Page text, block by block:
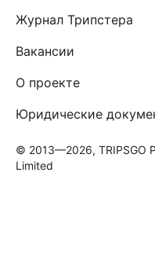
Журнал Трипстера
Вакансии
О проекте
Юридические
© 2013—2026, TRIPSGO
Limited